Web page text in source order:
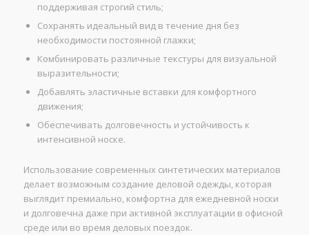
поддерживая строгий стиль;
Сохранять идеальный вид в течение дня без
необходимости постоянной глажки;
Комбинировать различные текстуры для визуальной
выразительности;
Добавлять эластичные вставки для комфортного
движения;
Обеспечивать долговечность и устойчивость к
интенсивной носке.
Использование современных синтетических материалов
делает возможным создание деловой одежды, которая
выглядит премиально, комфортна для ежедневной носки
и долговечна даже при активной эксплуатации в офисной
среде или во время деловых поездок.